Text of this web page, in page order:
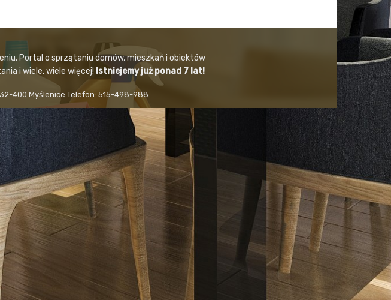
Portal o sprzątaniu domów, mieszkań i obiektów
i wiele, wiele więcej! Istniejemy już ponad 7 lat!
32-400 Myślenice Telefon: 515-498-988